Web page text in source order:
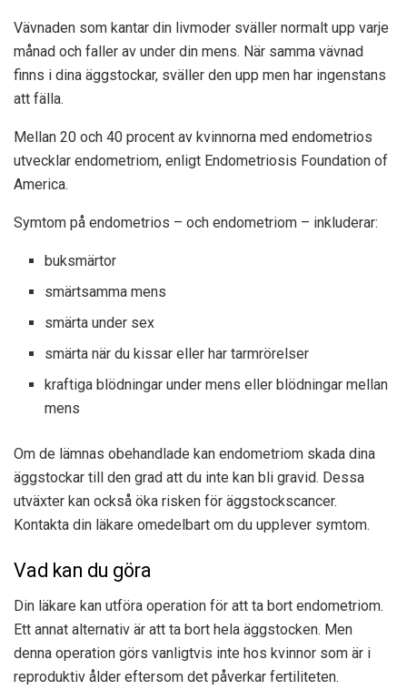
Vävnaden som kantar din livmoder sväller normalt upp varje
månad och faller av under din mens. När samma vävnad
finns i dina äggstockar, sväller den upp men har ingenstans
att fälla.
Mellan 20 och 40 procent av kvinnorna med endometrios
utvecklar endometriom, enligt Endometriosis Foundation of
America.
Symtom på endometrios – och endometriom – inkluderar:
buksmärtor
smärtsamma mens
smärta under sex
smärta när du kissar eller har tarmrörelser
kraftiga blödningar under mens eller blödningar mellan
mens
Om de lämnas obehandlade kan endometriom skada dina
äggstockar till den grad att du inte kan bli gravid. Dessa
utväxter kan också öka risken för äggstockscancer.
Kontakta din läkare omedelbart om du upplever symtom.
Vad kan du göra
Din läkare kan utföra operation för att ta bort endometriom.
Ett annat alternativ är att ta bort hela äggstocken. Men
denna operation görs vanligtvis inte hos kvinnor som är i
reproduktiv ålder eftersom det påverkar fertiliteten.